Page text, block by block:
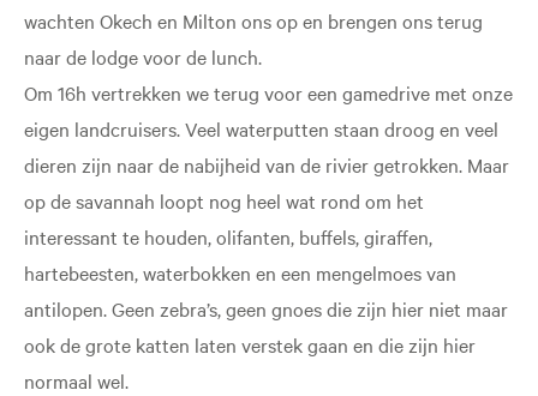
wachten Okech en Milton ons op en brengen ons terug
naar de lodge voor de lunch.
Om 16h vertrekken we terug voor een gamedrive met onze
eigen landcruisers. Veel waterputten staan droog en veel
dieren zijn naar de nabijheid van de rivier getrokken. Maar
op de savannah loopt nog heel wat rond om het
interessant te houden, olifanten, buffels, giraffen,
hartebeesten, waterbokken en een mengelmoes van
antilopen. Geen zebra’s, geen gnoes die zijn hier niet maar
ook de grote katten laten verstek gaan en die zijn hier
normaal wel.